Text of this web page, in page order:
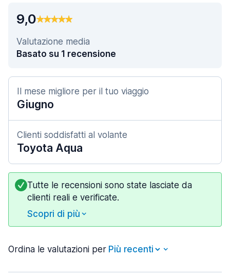
9,0
Valutazione media
Basato su 1 recensione
Il mese migliore per il tuo viaggio
Giugno
Clienti soddisfatti al volante
Toyota Aqua
Tutte le recensioni sono state lasciate da
clienti reali e verificate.
Scopri di più
Ordina le valutazioni per